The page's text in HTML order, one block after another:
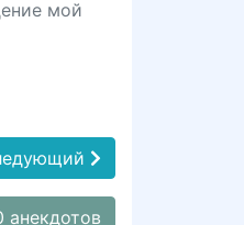
мой
анекдотов